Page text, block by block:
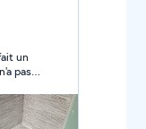
.
un
pas